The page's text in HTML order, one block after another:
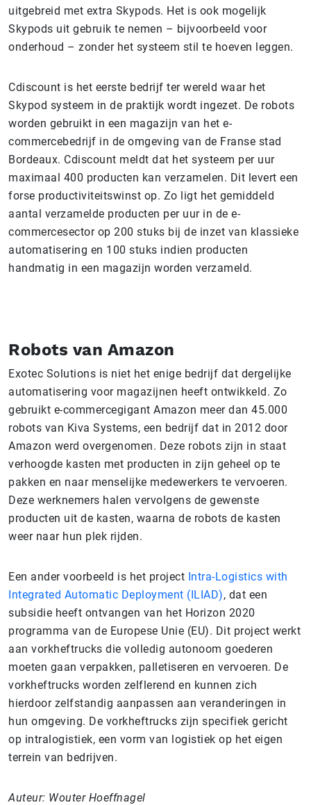
uitgebreid met extra Skypods. Het is ook mogelijk
Skypods uit gebruik te nemen – bijvoorbeeld voor
onderhoud – zonder het systeem stil te hoeven leggen.
Cdiscount is het eerste bedrijf ter wereld waar het
Skypod systeem in de praktijk wordt ingezet. De robots
worden gebruikt in een magazijn van het e-
commercebedrijf in de omgeving van de Franse stad
Bordeaux. Cdiscount meldt dat het systeem per uur
maximaal 400 producten kan verzamelen. Dit levert een
forse productiviteitswinst op. Zo ligt het gemiddeld
aantal verzamelde producten per uur in de e-
commercesector op 200 stuks bij de inzet van klassieke
automatisering en 100 stuks indien producten
handmatig in een magazijn worden verzameld.
Robots van Amazon
Exotec Solutions is niet het enige bedrijf dat dergelijke
automatisering voor magazijnen heeft ontwikkeld. Zo
gebruikt e-commercegigant Amazon meer dan 45.000
robots van Kiva Systems, een bedrijf dat in 2012 door
Amazon werd overgenomen. Deze robots zijn in staat
verhoogde kasten met producten in zijn geheel op te
pakken en naar menselijke medewerkers te vervoeren.
Deze werknemers halen vervolgens de gewenste
producten uit de kasten, waarna de robots de kasten
weer naar hun plek rijden.
Een ander voorbeeld is het project Intra-Logistics with
Integrated Automatic Deployment (ILIAD), dat een
subsidie heeft ontvangen van het Horizon 2020
programma van de Europese Unie (EU). Dit project werkt
aan vorkheftrucks die volledig autonoom goederen
moeten gaan verpakken, palletiseren en vervoeren. De
vorkheftrucks worden zelflerend en kunnen zich
hierdoor zelfstandig aanpassen aan veranderingen in
hun omgeving. De vorkheftrucks zijn specifiek gericht
op intralogistiek, een vorm van logistiek op het eigen
terrein van bedrijven.
Auteur: Wouter Hoeffnagel